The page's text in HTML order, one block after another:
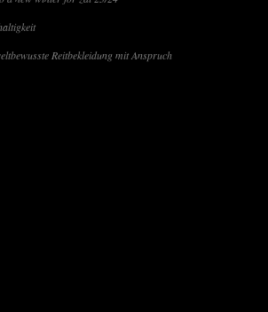
Reitbekleidung mit Anspruch